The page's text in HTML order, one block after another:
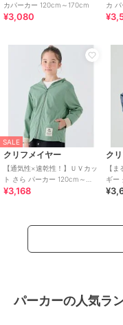
カパーカー 120cm～170cm
¥3,080
カ
SALE
クリフメイヤー
【通気性×速乾性！】ＵＶカッ
ト さら パーカー 120cm～
170cm
¥3,168
ク
【
ギー
パーカーの人気ラ